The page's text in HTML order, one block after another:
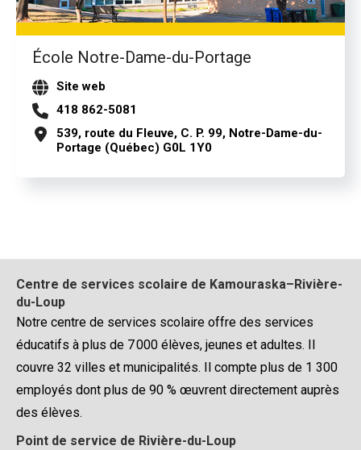
École Notre-Dame-du-Portage
Site web
418 862-5081
539, route du Fleuve, C. P. 99, Notre-Dame-du-
Portage (Québec) G0L 1Y0
Centre de services scolaire de Kamouraska–Rivière-
du-Loup
Notre centre de services scolaire offre des services
éducatifs à plus de 7 000 élèves, jeunes et adultes. Il
couvre 32 villes et municipalités. Il compte plus de 1 300
employés dont plus de 90 % œuvrent directement auprès
des élèves.
Point de service de Rivière-du-Loup